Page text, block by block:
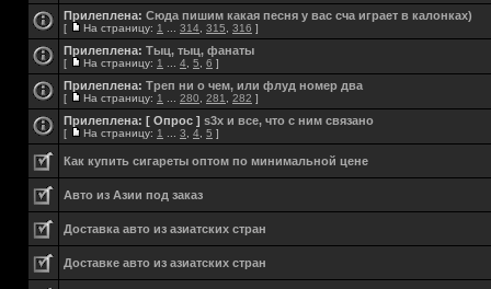
Прилеплена: Сюда пишим какая песня у вас сча играет в калонках)
[ На страницу: 1 314 315 316 ]
Прилеплена: Тыц, тыц, фанаты
[ На страницу: 1 4 5 6 ]
Прилеплена: Треп ни о чем, или флуд номер два
[ На страницу: 1 280 281 282 ]
Прилеплена: [ Опрос ] s3x и все, что с ним связано
[ На страницу: 1 3 4 5 ]
Как купить сигареты оптом по минимальной цене
Авто из Азии под заказ
Доставка авто из азиатских стран
Доставке авто из азиатских стран